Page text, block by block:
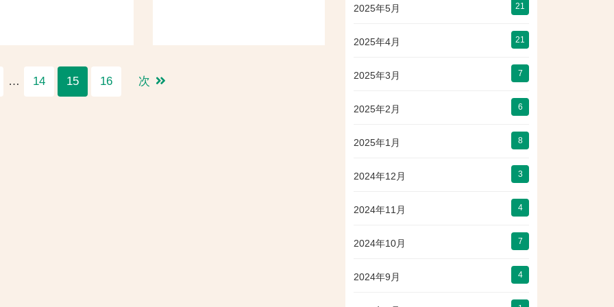
… 14 15 16 次
2025年5月 21
2025年4月 21
2025年3月 7
2025年2月 6
2025年1月 8
2024年12月 3
2024年11月 4
2024年10月 7
2024年9月 4